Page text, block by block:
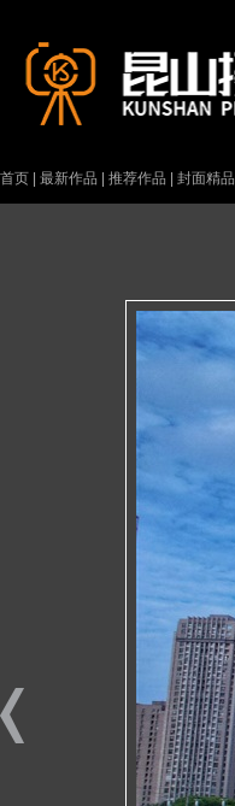
首页 最新作品 推荐作品 封面精品